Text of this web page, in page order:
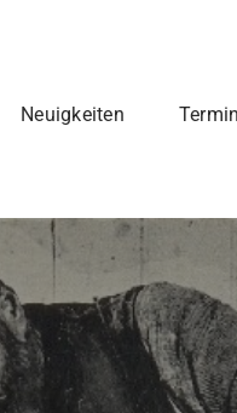
Neuigkeiten
Kontakt